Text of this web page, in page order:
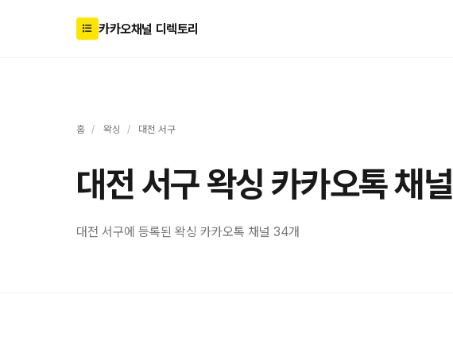
카카오채널 디렉토리
홈 / 왁싱 / 대전 서구
대전 서구 왁싱 카카오톡 채널
대전 서구에 등록된 왁싱 카카오톡 채널 34개